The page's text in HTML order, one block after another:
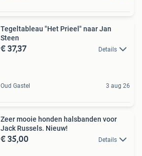
Tegeltableau "Het Prieel" naar Jan
Steen
€ 37,37 Details
Oud Gastel 3 aug 26
Zeer mooie honden halsbanden voor
Jack Russels. Nieuw!
€ 35,00 Details